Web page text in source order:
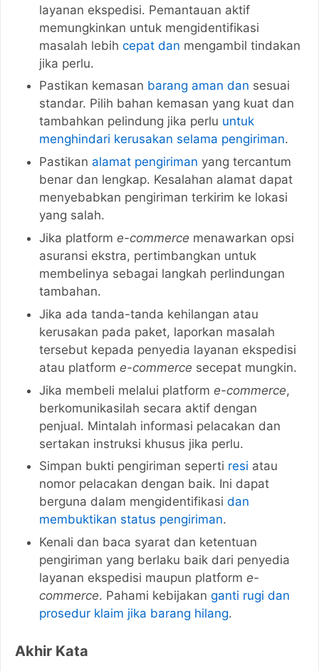
layanan ekspedisi. Pemantauan aktif
memungkinkan untuk mengidentifikasi
masalah lebih cepat dan mengambil tindakan
jika perlu.
Pastikan kemasan barang aman dan sesuai
standar. Pilih bahan kemasan yang kuat dan
tambahkan pelindung jika perlu untuk
menghindari kerusakan selama pengiriman.
Pastikan alamat pengiriman yang tercantum
benar dan lengkap. Kesalahan alamat dapat
menyebabkan pengiriman terkirim ke lokasi
yang salah.
Jika platform e-commerce menawarkan opsi
asuransi ekstra, pertimbangkan untuk
membelinya sebagai langkah perlindungan
tambahan.
Jika ada tanda-tanda kehilangan atau
kerusakan pada paket, laporkan masalah
tersebut kepada penyedia layanan ekspedisi
atau platform e-commerce secepat mungkin.
Jika membeli melalui platform e-commerce,
berkomunikasilah secara aktif dengan
penjual. Mintalah informasi pelacakan dan
sertakan instruksi khusus jika perlu.
Simpan bukti pengiriman seperti resi atau
nomor pelacakan dengan baik. Ini dapat
berguna dalam mengidentifikasi dan
membuktikan status pengiriman.
Kenali dan baca syarat dan ketentuan
pengiriman yang berlaku baik dari penyedia
layanan ekspedisi maupun platform e-
commerce. Pahami kebijakan ganti rugi dan
prosedur klaim jika barang hilang.
Akhir Kata